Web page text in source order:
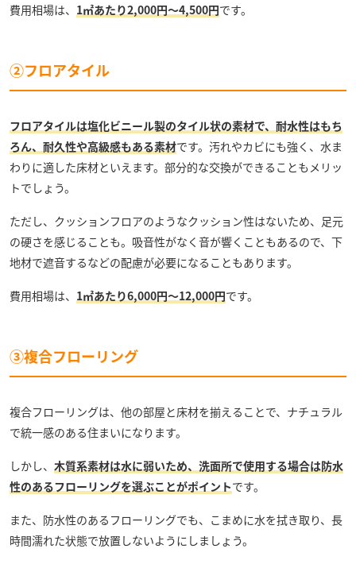
費用相場は、 1㎡あたり2,000円～4,500円です。
②フロアタイル
フロアタイルは塩化ビニール製のタイル状の素材で、耐水性はもち
ろん、耐久性や高級感もある素材です。汚れやカビにも強く、水ま
わりに適した床材といえます。部分的な交換ができることもメリッ
トでしょう。
ただし、クッションフロアのようなクッション性はないため、足元
の硬さを感じることも。吸音性がなく音が響くこともあるので、下
地材で遮音するなどの配慮が必要になることもあります。
費用相場は、 1㎡あたり6,000円～12,000円です。
③複合フローリング
複合フローリングは、他の部屋と床材を揃えることで、ナチュラル
で統一感のある住まいになります。
しかし、 木質系素材は水に弱いため、洗面所で使用する場合は防水
性のあるフローリングを選ぶことがポイントです。
また、防水性のあるフローリングでも、こまめに水を拭き取り、長
時間濡れた状態で放置しないようにしましょう。